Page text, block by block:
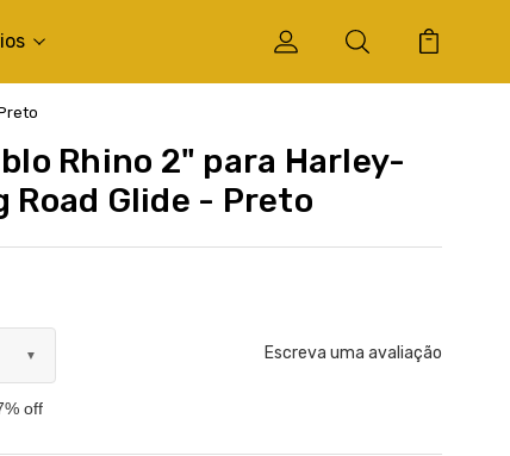
Rhino 2" para Harley-
Road Glide - Preto
▼
off
Escreva uma avaliação